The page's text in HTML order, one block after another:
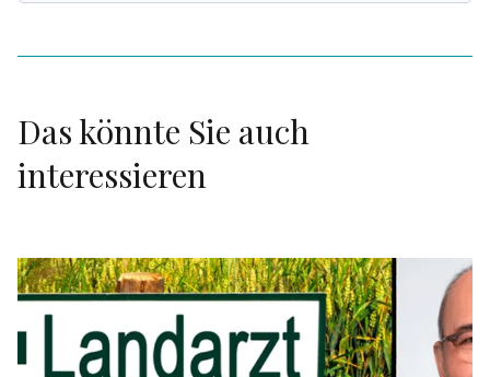
Das könnte Sie auch
interessieren